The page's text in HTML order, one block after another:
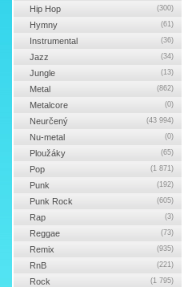
Hip Hop (300)
Hymny (61)
Instrumental (36)
Jazz (34)
Jungle (13)
Metal (862)
Metalcore (0)
Neurčený (43 994)
Nu-metal (0)
Ploužáky (65)
Pop (1 871)
Punk (192)
Punk Rock (605)
Rap (3)
Reggae (73)
Remix (935)
RnB (221)
Rock (1 795)